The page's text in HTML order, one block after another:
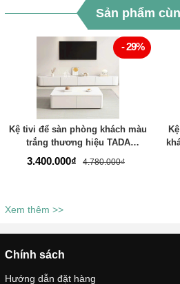
Sản phẩm
- 29%
Kệ tivi để sàn phòng khách màu
trắng thương hiệu TADA
VIETNAM- TDTV886
3.400.000₫ 4.780.000₫
Xem thêm >>
Chính sách
Hướng dẫn đặt hàng